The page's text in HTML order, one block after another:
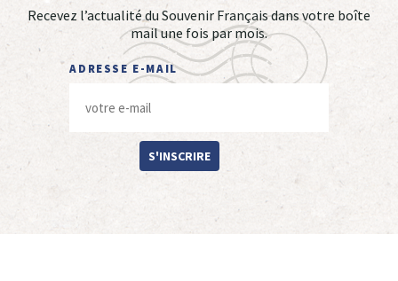
Recevez l’actualité du Souvenir Français dans votre boîte
mail une fois par mois.
ADRESSE E-MAIL
S'INSCRIRE